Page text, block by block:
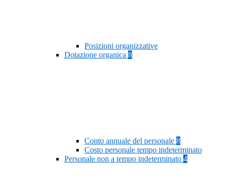
Posizioni organizzative
Dotazione organica 8
Conto annuale del personale 8
Costo personale tempo indeterminato
Personale non a tempo indeterminato 4